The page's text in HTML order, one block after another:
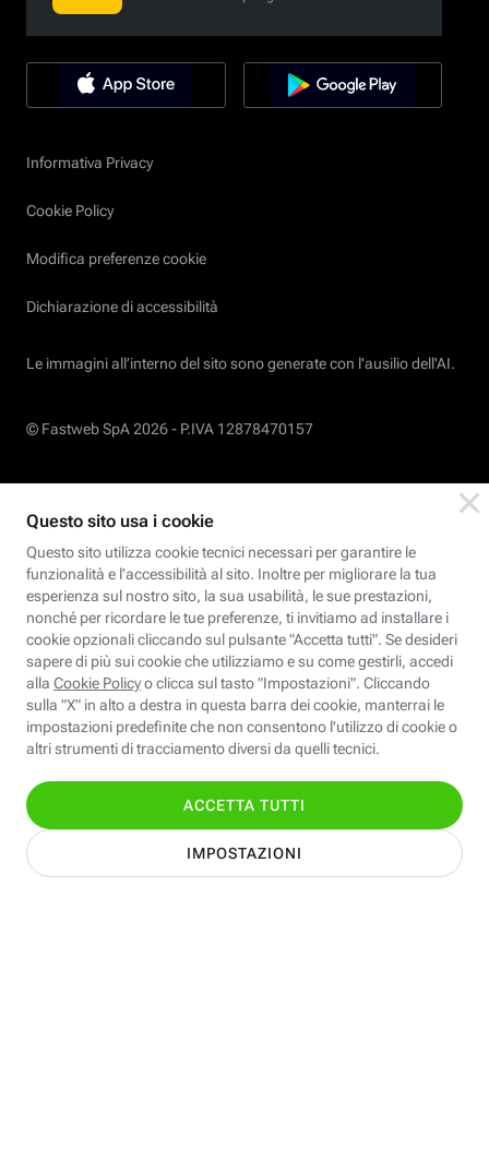
Informativa Privacy
Cookie Policy
Modifica preferenze cookie
Dichiarazione di accessibilità
Le immagini all’interno del sito sono generate con l'ausilio dell'AI.
© Fastweb SpA 2026 - P.IVA 12878470157